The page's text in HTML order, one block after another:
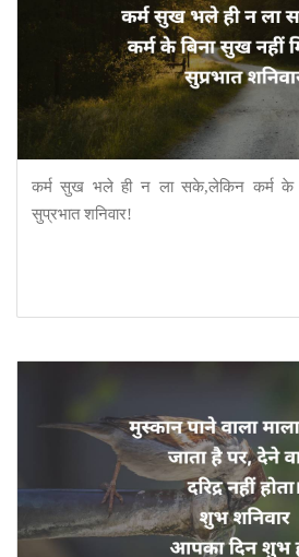
कर्म सुख भले ही न ला सके,लेकिन कर्म के
सुप्रभात शनिवार!